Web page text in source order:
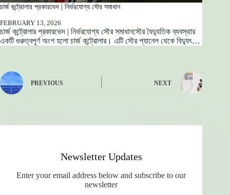
চার্জ কন্ট্রোলার প্রকারভেদ | নির্ভরযোগ্য সৌর সমাধান
FEBRUARY 13, 2026
চার্জ কন্ট্রোলার প্রকারভেদ | নির্ভরযোগ্য সৌর সমাধানসৌর বৈদ্যুতিক ব্যবস্থার
একটি গুরুত্বপূর্ণ অংশ হলো চার্জ কন্ট্রোলার। এটি সৌর প্যানেল থেকে বিদ্যুৎ…
PREVIOUS NEXT
Newsletter Updates
Enter your email address below and subscribe to our
newsletter